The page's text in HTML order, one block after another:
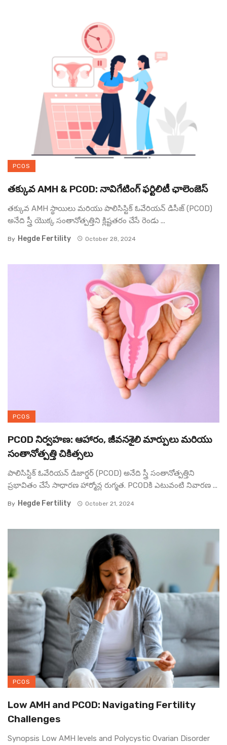
PCOS
తక్కువ AMH & PCOD: నావిగేటింగ్ ఫర్టిలిటీ ఛాలెంజెస్
తక్కువ AMH స్థాయిలు మరియు పాలిసిస్టిక్ ఓవేరియన్ డిసీజ్ (PCOD)
అనేది స్త్రీ యొక్క సంతానోత్పత్తిని క్లిష్టతరం చేసే రెండు ...
By Hegde Fertility October 28, 2024
PCOS
PCOD నిర్వహణ: ఆహారం, జీవనశైలి మార్పులు మరియు
సంతానోత్పత్తి చికిత్సలు
పాలిసిస్టిక్ ఓవేరియన్ డిజార్డర్ (PCOD) అనేది స్త్రీ సంతానోత్పత్తిని
ప్రభావితం చేసే సాధారణ హార్మోన్ల రుగ్మత. PCODకి ఎటువంటి నివారణ ...
By Hegde Fertility October 21, 2024
PCOS
Low AMH and PCOD: Navigating Fertility
Challenges
Synopsis Low AMH levels and Polycystic Ovarian Disorder